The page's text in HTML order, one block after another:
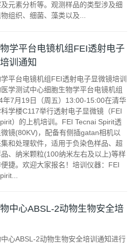
元素分析等。观测样品的类型涉及细
组织、细菌、藻类以及...
学平台电镜机组FEI透射电子
训通知
平台电镜机组FEI透射电子显微镜培训
学测试中心细胞生物学平台电镜机组
年7月19日（周五）13:00-15:00在清华
学楼C117举行透射电子显微镜（FEI
）的上机培训。FEI Tecnai Spirit透
镜(80KV)，配备有侧插gatan相机以
和处理软件，适用于负染色样品、超
、纳米颗粒(100纳米左右及以上)等样
捷。欢迎大家报名！培训仪器：FEI
中心ABSL-2动物生物安全培
心ABSL-2动物生物安全培训通知进行